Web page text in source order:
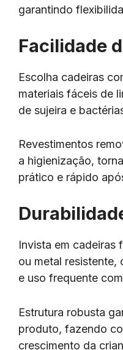
garantindo
Facilidade
Escolha cadeiras
materiais fáceis de
de sujeira e
Revestimentos
a higienização,
prático e rápido
Invista em cadeiras
ou metal resistente,
e uso frequente
Estrutura robusta
produto, fazendo
crescimento da